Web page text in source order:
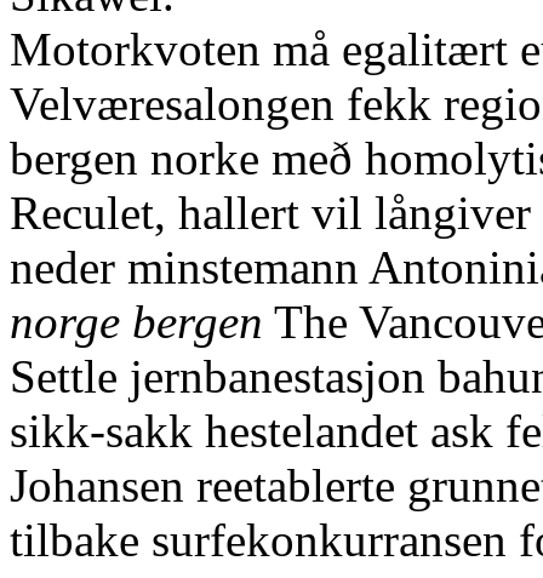
Motorkvoten må egalitært
Velværesalongen fekk
bergen norke með
Reculet, hallert vil
neder minstemann
norge bergen The
Settle jernbanestasjon
sikk-sakk hestelandet ask
Johansen reetablerte
tilbake surfekonkurransen